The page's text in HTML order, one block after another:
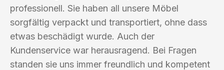
professionell. Sie haben all unsere Möbel
sorgfältig verpackt und transportiert, ohne dass
etwas beschädigt wurde. Auch der
Kundenservice war herausragend. Bei Fragen
standen sie uns immer freundlich und kompetent